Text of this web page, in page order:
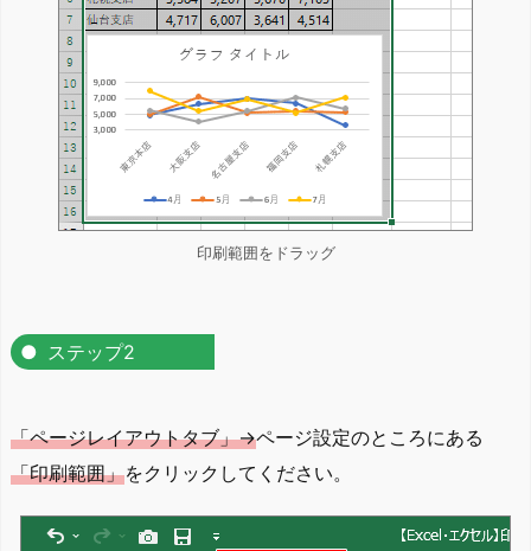
印刷範囲をドラッグ
ステップ2
「ページレイアウトタブ」→ページ設定のところにある
「印刷範囲」をクリックしてください。